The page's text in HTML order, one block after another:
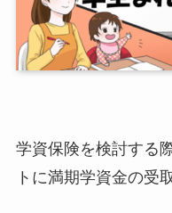
学資保険を検討する
トに満期学資金の受